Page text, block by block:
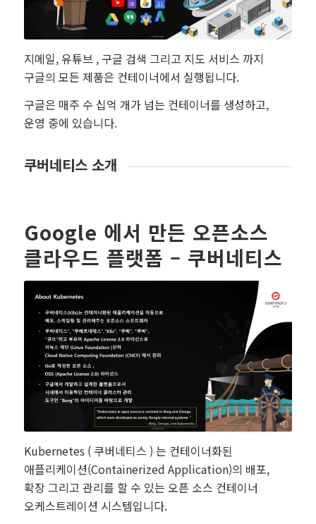
지메일, 유튜브 , 구글 검색 그리고 지도 서비스 까지
구글의 모든 제품은 컨테이너에서 실행됩니다.
구글은 매주 수 십억 개가 넘는 컨테이너를 생성하고,
운영 중에 있습니다.
쿠버네티스 소개
Google 에서 만든 오픈소스
클라우드 플랫폼 – 쿠버네티스
Kubernetes ( 쿠버네티스 ) 는 컨테이너화된
애플리케이션(Containerized Application)의 배포,
확장 그리고 관리를 할 수 있는 오픈 소스 컨테이너
오케스트레이션 시스템입니다.